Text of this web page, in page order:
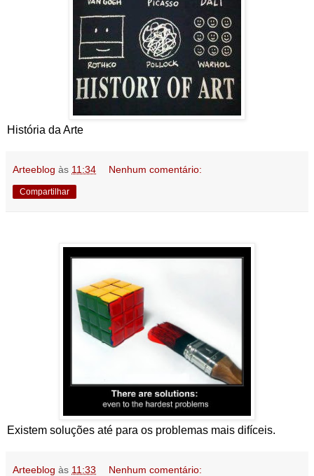
História da Arte
Arteeblog às 11:34 Nenhum comentário:
Compartilhar
Existem soluções até para os problemas mais difíceis.
Arteeblog às 11:33 Nenhum comentário: